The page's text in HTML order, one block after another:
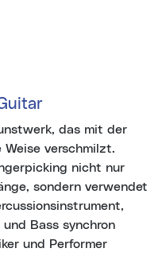
das mit der
verschmilzt.
nicht nur
sondern verwendet
Bass synchron
und Performer